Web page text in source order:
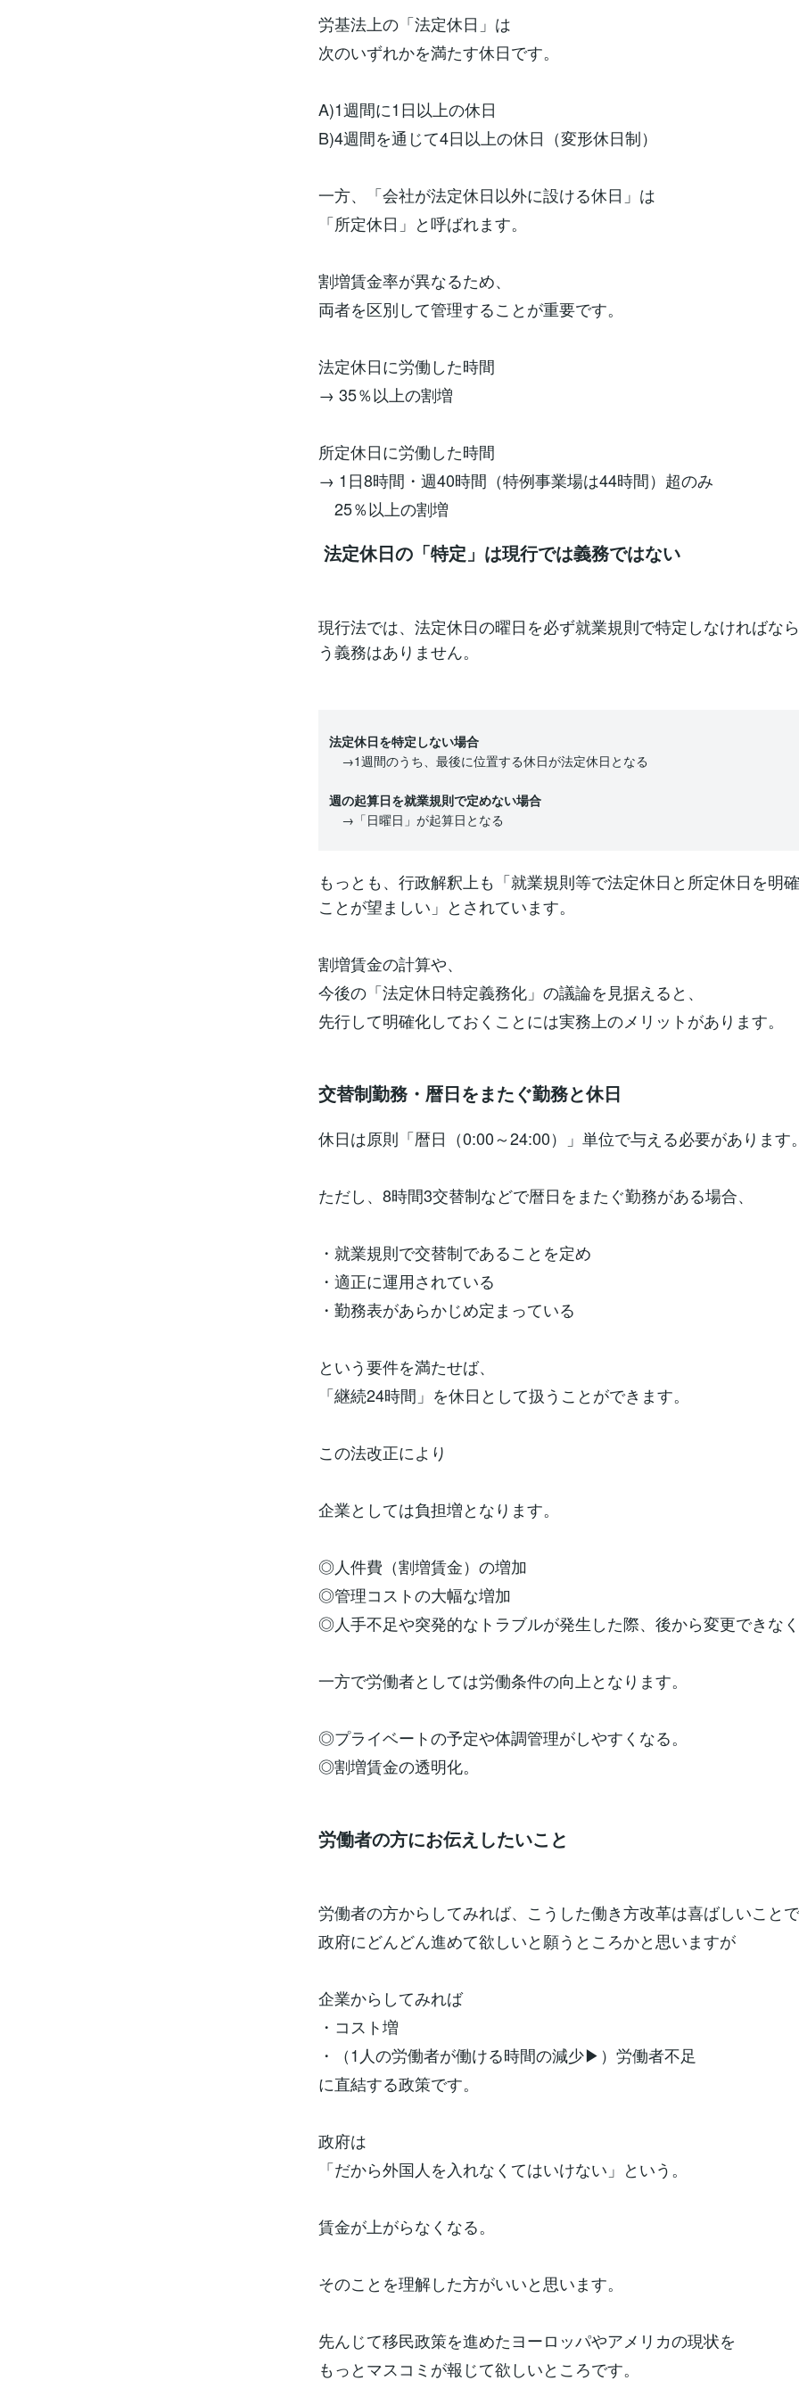
労基法上の「法定休日」は
次のいずれかを満たす休日です。
A)1週間に1日以上の休日
B)4週間を通じて4日以上の休日（変形休日制）
一方、「会社が法定休日以外に設ける休日」は
「所定休日」と呼ばれます。
割増賃金率が異なるため、
両者を区別して管理することが重要です。
法定休日に労働した時間
→ 35％以上の割増
所定休日に労働した時間
→ 1日8時間・週40時間（特例事業場は44時間）超のみ
25％以上の割増
法定休日の「特定」は現行では義務ではない
現行法では、法定休日の曜日を必ず就業規則で特定しなければな
う義務はありません。
法定休日を特定しない場合
→1週間のうち、最後に位置する休日が法定休日となる
週の起算日を就業規則で定めない場合
→「日曜日」が起算日となる
もっとも、行政解釈上も「就業規則等で法定休日と所定休日を明
ことが望ましい」とされています。
割増賃金の計算や、
今後の「法定休日特定義務化」の議論を見据えると、
先行して明確化しておくことには実務上のメリットがあります。
交替制勤務・暦日をまたぐ勤務と休日
休日は原則「暦日（0:00～24:00）」単位で与える必要があります。
ただし、8時間3交替制などで暦日をまたぐ勤務がある場合、
・就業規則で交替制であることを定め
・適正に運用されている
・勤務表があらかじめ定まっている
という要件を満たせば、
「継続24時間」を休日として扱うことができます。
この法改正により
企業としては負担増となります。
◎人件費（割増賃金）の増加
◎管理コストの大幅な増加
◎人手不足や突発的なトラブルが発生した際、後から変更できなく
一方で労働者としては労働条件の向上となります。
◎プライベートの予定や体調管理がしやすくなる。
◎割増賃金の透明化。
労働者の方にお伝えしたいこと
労働者の方からしてみれば、こうした働き方改革は喜ばしいことで
政府にどんどん進めて欲しいと願うところかと思いますが
企業からしてみれば
・コスト増
・（1人の労働者が働ける時間の減少▶）労働者不足
に直結する政策です。
政府は
「だから外国人を入れなくてはいけない」という。
賃金が上がらなくなる。
そのことを理解した方がいいと思います。
先んじて移民政策を進めたヨーロッパやアメリカの現状を
もっとマスコミが報じて欲しいところです。